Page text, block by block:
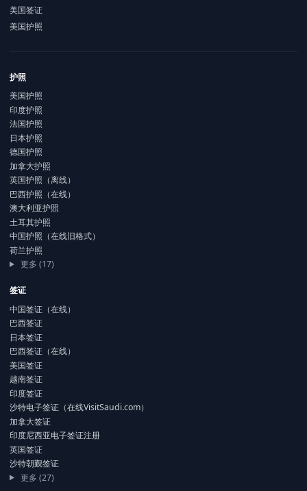
美国签证
美国护照
护照
美国护照
印度护照
法国护照
日本护照
德国护照
加拿大护照
英国护照（离线）
巴西护照（在线）
澳大利亚护照
土耳其护照
中国护照（在线旧格式）
荷兰护照
更多 (17)
签证
中国签证（在线）
巴西签证
日本签证
巴西签证（在线）
美国签证
越南签证
印度签证
沙特电子签证（在线VisitSaudi.com）
加拿大签证
印度尼西亚电子签证注册
英国签证
沙特朝觐签证
更多 (27)